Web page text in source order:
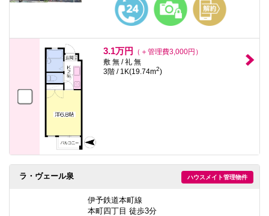
3.1万円
（＋管理費3,000円）
敷 無 / 礼 無
3階 / 1K(19.74m2)
ハウスメイト管理物件
ラ・ヴェール泉
伊予鉄道本町線
本町四丁目 徒歩3分